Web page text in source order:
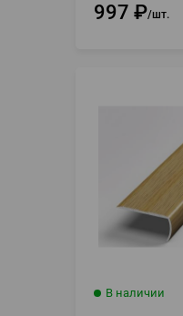
997 ₽ шт.
В наличии